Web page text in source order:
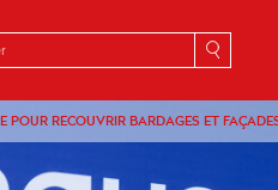
POUR RECOUVRIR BARDAGES ET